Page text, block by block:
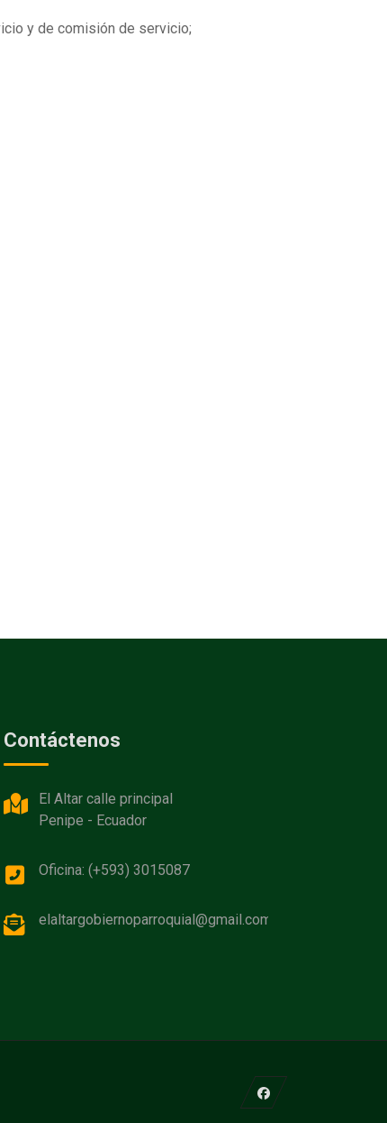
y de comisión de servicio;
Contáctenos
El Altar calle principal
Penipe - Ecuador
Oficina: (+593) 3015087
elaltargobiernoparroquial@gmail.com